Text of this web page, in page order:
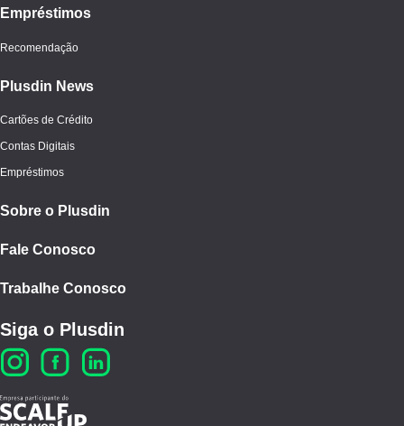
Empréstimos
Recomendação
Plusdin News
Cartões de Crédito
Contas Digitais
Empréstimos
Sobre o Plusdin
Fale Conosco
Trabalhe Conosco
Siga o Plusdin